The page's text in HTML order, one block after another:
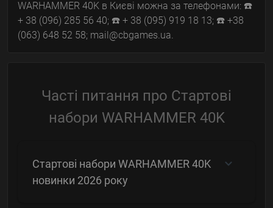
WARHAMMER 40K в Києві можна за телефонами: ☎️
+ 38 (096) 285 56 40; ☎️ + 38 (095) 919 18 13; ☎️ +38
(063) 648 52 58; mail@cbgames.ua.
Часті питання про Стартові
набори WARHAMMER 40K
Стартові набори WARHAMMER 40K
новинки 2026 року